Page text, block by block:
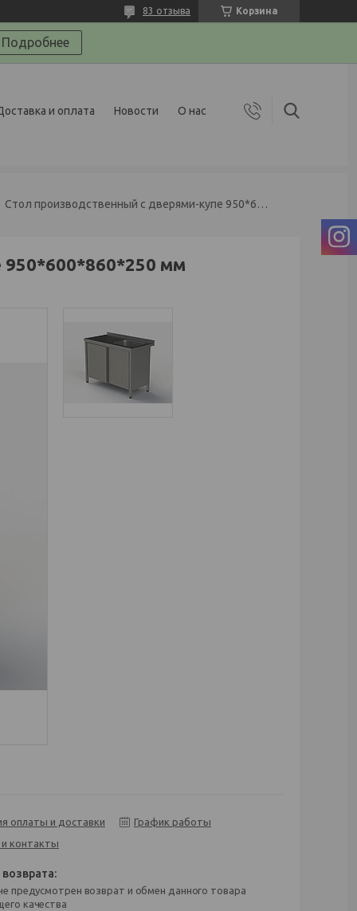
Корзина
83 отзыва
Подробнее
и оплата Новости О нас
Стол производственный с дверями-купе 950*600*860*250 мм
мм
оплаты и доставки
График работы
контакты
качества